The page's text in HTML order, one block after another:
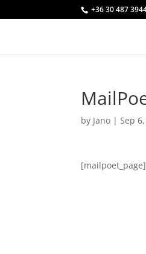
+36 30 487
by Jano |Sep
[mailpoet_page]